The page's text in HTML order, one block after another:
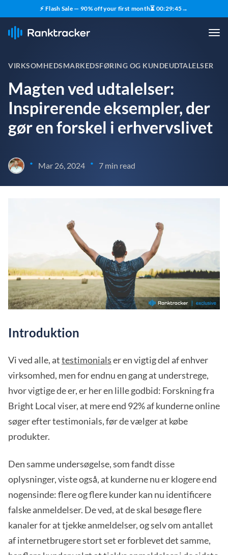
⚡ Flash Sale — 90% off your first month⏳ 00:29:43→
VIRKSOMHEDSMARKEDSFØRING OG KUNDEUDTALELSER
Magten ved udtalelser:
Inspirerende eksempler, der
gør en forskel i erhvervslivet
• Mar 26, 2024 • 7 min read
Introduktion
Vi ved alle, attestimonialser en vigtig del af enhver
virksomhed, men for endnu en gang at understrege,
hvor vigtige de er, er her en lille godbid: Forskning fra
Bright Local viser, at mere end 92% af kunderne online
søger efter testimonials, før de vælger at købe
produkter.
Den samme undersøgelse, som fandt disse
oplysninger, viste også, at kunderne nu er klogere end
nogensinde: flere og flere kunder kan nu identificere
falske anmeldelser. De ved, at de skal besøge flere
kanaler for at tjekke anmeldelser, og selv om antallet
af internetbrugere stort set er forblevet det samme,